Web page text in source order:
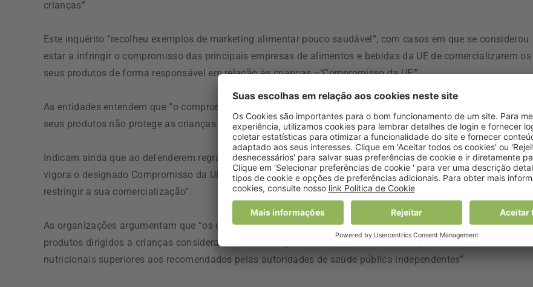
crianças”
Este inquérito “recolheu exemplos de marketing alimentar pouco saudável”, com casos em que se considerou
estar a infringir o compromisso das principais empresas de alimentos e bebidas da UE de comercializarem os
seus produtos de forma responsável em relação às crianças –‘Compromisso da UE’”.
As entidades entendem que “o compromisso das empresas alimentares em comercializar responsavelmente os
seus produtos não protege as crianças europeias de anúncios que promovem alimentos pouco saudáveis”.
Indicam ainda que ao defenderem regras vinculativas, estas organizações lembram que “atualmente apenas
vigora o designado Compromisso da UE, uma iniciativa voluntária das grandes empresas alimentares para
restringir a sua comercialização”.
As organizações argumentam que “os critérios nutricionais estipulados são demasiado permissivos”, pois “os
produtos dirigidos a crianças considerados aceitáveis para serem comercializados apresentam valores
nutricionais superiores aos recomendados pelas autoridades de saúde pública independentes”